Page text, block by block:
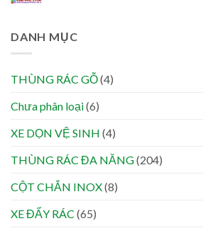
DANH MỤC
THÙNG RÁC GỖ(4)
Chưa phân loại(6)
XE DỌN VỆ SINH (4)
THÙNG RÁC ĐA NĂNG(204)
CỘT CHẮN INOX(8)
XE ĐẨY RÁC (65)